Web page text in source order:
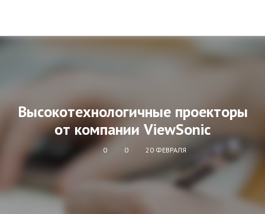
Высокотехнологичные проекторы
от компании ViewSonic
0 0 20 ФЕВРАЛЯ